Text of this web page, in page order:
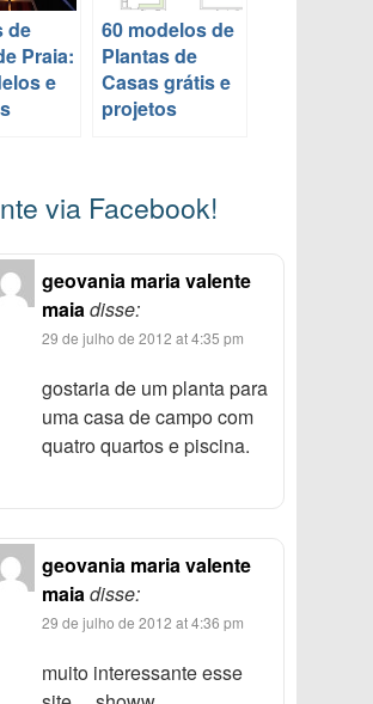
de
Praia:
e
60 modelos de
Plantas de
Casas grátis e
projetos
via Facebook!
geovania maria valente
maiadisse:
29 de julho de 2012 at 4:35 pm
gostaria de um planta para
uma casa de campo com
quatro quartos e piscina.
geovania maria valente
maiadisse:
29 de julho de 2012 at 4:36 pm
muito interessante esse